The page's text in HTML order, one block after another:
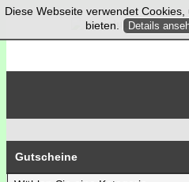
Gutscheine
Diese Webseite verwendet
bieten.
Details